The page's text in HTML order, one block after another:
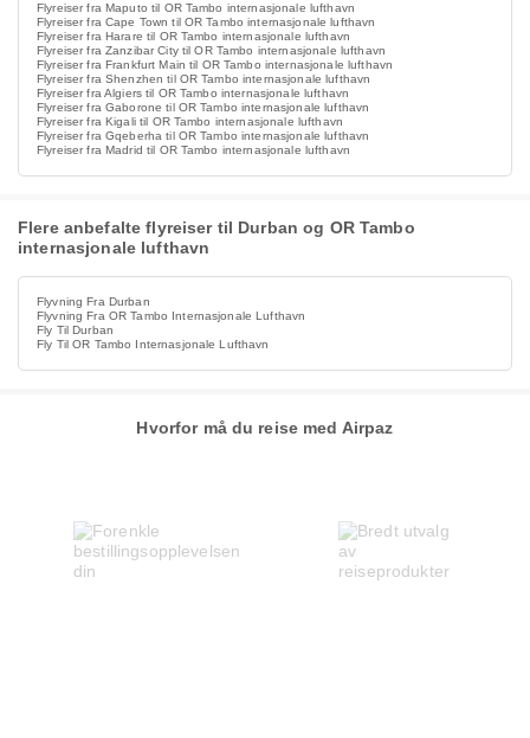
Flyreiser fra Maputo til OR Tambo internasjonale lufthavn
Flyreiser fra Cape Town til OR Tambo internasjonale lufthavn
Flyreiser fra Harare til OR Tambo internasjonale lufthavn
Flyreiser fra Zanzibar City til OR Tambo internasjonale lufthavn
Flyreiser fra Frankfurt Main til OR Tambo internasjonale lufthavn
Flyreiser fra Shenzhen til OR Tambo internasjonale lufthavn
Flyreiser fra Algiers til OR Tambo internasjonale lufthavn
Flyreiser fra Gaborone til OR Tambo internasjonale lufthavn
Flyreiser fra Kigali til OR Tambo internasjonale lufthavn
Flyreiser fra Gqeberha til OR Tambo internasjonale lufthavn
Flyreiser fra Madrid til OR Tambo internasjonale lufthavn
Flere anbefalte flyreiser til Durban og OR Tambo
internasjonale lufthavn
Flyvning Fra Durban
Flyvning Fra OR Tambo Internasjonale Lufthavn
Fly Til Durban
Fly Til OR Tambo Internasjonale Lufthavn
Hvorfor må du reise med Airpaz